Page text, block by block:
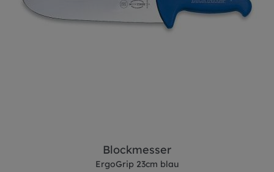
Blockmesser
ErgoGrip 23cm blau